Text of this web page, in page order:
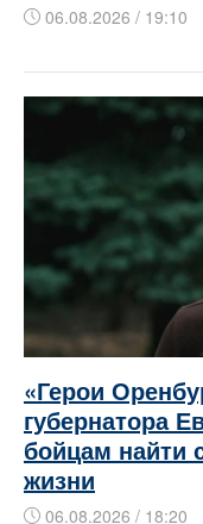
06.08.2026 / 19:10
«Герои
губернатора
бойцам найти
жизни
06.08.2026 / 18:20